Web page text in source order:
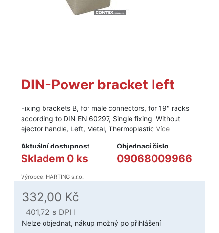
DIN-Power bracket left
Fixing brackets B, for male connectors, for 19" racks
according to DIN EN 60297, Single fixing, Without
ejector handle, Left, Metal, Thermoplastic Více
Aktuální dostupnost
Skladem 0 ks
Objednací číslo
09068009966
Výrobce: HARTING s.r.o.
332,00 Kč
401,72 s DPH
Nelze objednat, nákup možný po přihlášení